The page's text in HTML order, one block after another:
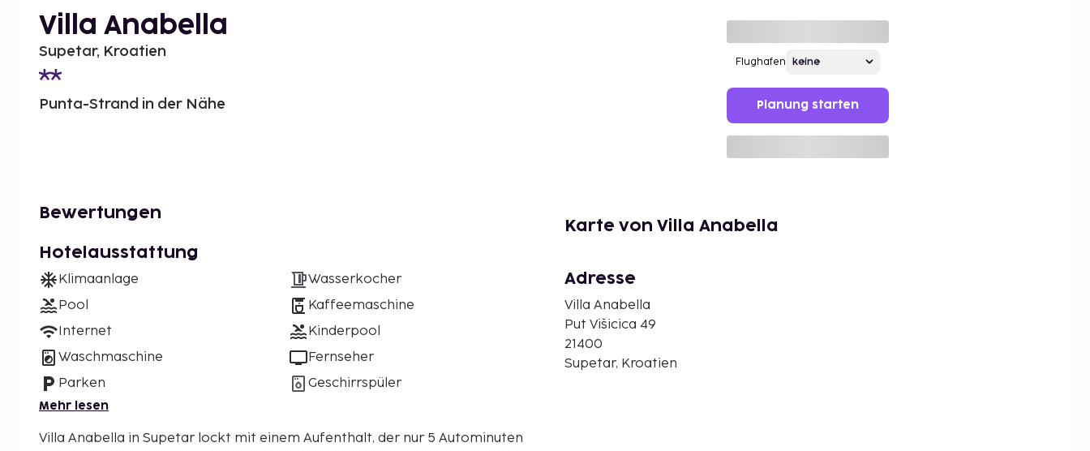
Villa Anabella
Supetar, Kroatien
Punta-Strand in der Nähe
Flughafen
Planung starten
Bewertungen
Hotelausstattung
Klimaanlage
Pool
Internet
Waschmaschine
Parken
Wasserkocher
Kaffeemaschine
Kinderpool
Fernseher
Geschirrspüler
Mehr lesen
Villa Anabella in Supetar lockt mit einem Aufenthalt, der nur 5 Autominuten
Karte von Villa Anabella
Adresse
Villa Anabella
Put Višicica 49
21400
Supetar, Kroatien